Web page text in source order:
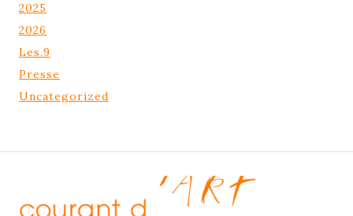
2025
2026
Les.9
Presse
Uncategorized